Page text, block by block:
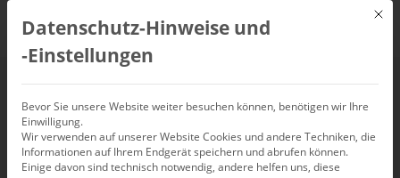
Business Intelligence
bei Coppenrath &
Mit
Datenschutz-Hinweise und
‑Einstellungen
Bevor Sie unsere Website weiter besuchen können, benötigen wir Ihre
Einwilligung.
Wir verwenden auf unserer Website Cookies und andere Techniken, die
Informationen auf Ihrem Endgerät speichern und abrufen können.
Einige davon sind technisch notwendig, andere helfen uns, diese